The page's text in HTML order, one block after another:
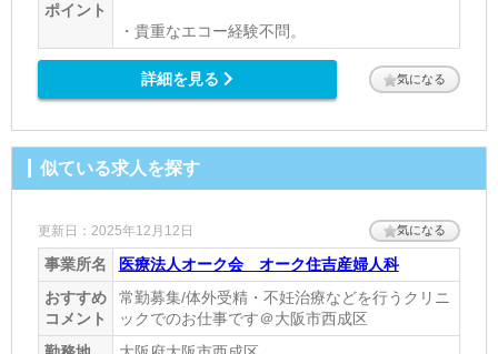
ポイント
・貴重なエコー経験不問。
詳細を見る 気になる
似ている求人を探す
更新日：2025年12月12日 気になる
事業所名
医療法人オーク会 オーク住吉産婦人科
おすすめ
コメント
常勤募集/体外受精・不妊治療などを行うクリニ
ックでのお仕事です＠大阪市西成区